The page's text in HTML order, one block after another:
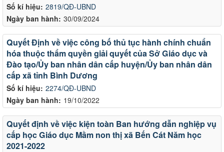
Số kí hiệu: 2819/QĐ-UBND
Ngày ban hành: 30/09/2024
Số kí hiệu: 2274/QĐ-UBND
Ngày ban hành: 19/10/2022
Quyết Định về việc công bố thủ tục hành chính chuẩn
hóa thuộc thẩm quyền giải quyết của Sở Giáo dục và
Đào tạo/Ủy ban nhân dân cấp huyện/Ủy ban nhân dân
cấp xã tỉnh Bình Dương
Quyết định về việc kiện toàn Ban hướng dẫn nghiệp vụ
cấp học Giáo dục Mầm non thị xã Bến Cát Năm học
2021-2022